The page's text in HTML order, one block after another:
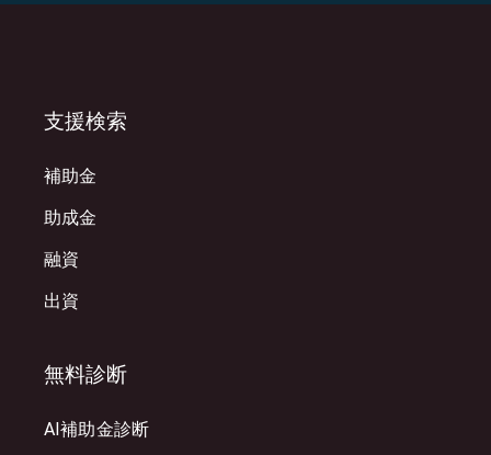
支援検索
補助金
助成金
融資
出資
無料診断
AI補助金診断